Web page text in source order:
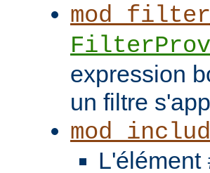
mod_filter
expression
un filtre
L'élément